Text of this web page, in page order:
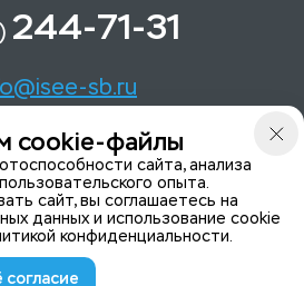
244-71-31
sb.ru
пр-кт, д. 70, корп. 1
Telegam
- системы безопасности
cookie-файлы
сайта, анализа
опыта.
сайт, вы соглашаетесь на
данных и использование cookie
конфиденциальности.